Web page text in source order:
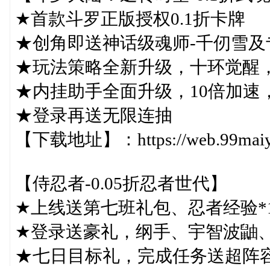
★首款斗罗正版授权0.1折卡牌
★创角即送神话级魂师-千仞雪及
★玩法策略全新升级，十环觉醒
★内挂助手全面升级，10倍加速
★登录再送无限连抽
【下载地址】：https://
【侍忍者-0.05折忍者世代】
★上线送第七班礼包、忍者经验
★登录送豪礼，纲手、宇智波鼬
★七日目标礼，完成任务送超阵